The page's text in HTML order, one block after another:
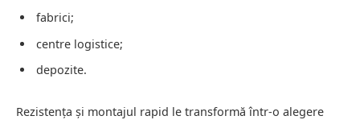
fabrici;
centre logistice;
depozite.
Rezistența și montajul rapid le transformă într-o alegere